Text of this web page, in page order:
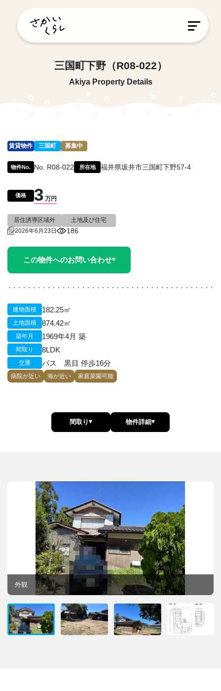
三国町下野（R08-022）
Akiya Property Details
賃貸物件 三国町 募集中
物件No. No. R08-022 所在地 福井県坂井市三国町下野57-4
価格 3 万円
居住誘導区域外
土地及び住宅
2026年6月23日
186
この物件へのお問い合わせ
建物面積 182.25㎡
土地面積 874.42㎡
築年月 1969年4月 築
間取り 8LDK
交通 バス 黒目 停歩16分
病院が近い 海が近い 家庭菜園可能
間取り 物件詳細
外観
庭
外観
間取図